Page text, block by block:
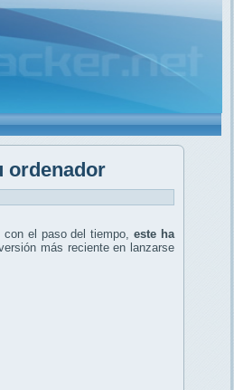
ordenador
con el paso del tiempo,este ha
más reciente en lanzarse